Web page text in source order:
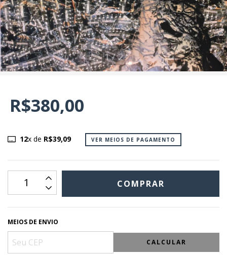
1/2
R$380,00
12x de R$39,09 VER MEIOS DE PAGAMENTO
MEIOS DE ENVIO
CALCULAR